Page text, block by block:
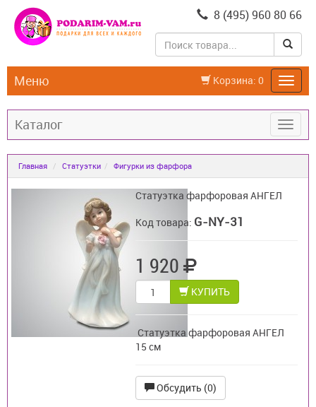
8 (495) 960 80 66
Корзина: 0
Меню
Каталог
Главная Статуэтки Фигурки из фарфора
Статуэтка фарфоровая АНГЕЛ
Код товара: G-NY-31
1 920
КУПИТЬ
Статуэтка фарфоровая АНГЕЛ
15 см
Обсудить (0)